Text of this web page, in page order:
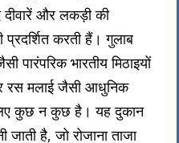
और लकड़ी की
प्रदर्शित करती हैं। गुलाब
भारतीय मिठाइयों
मलाई जैसी आधुनिक
कुछ न कुछ है। यह दुकान
है, जो रोजाना ताजा